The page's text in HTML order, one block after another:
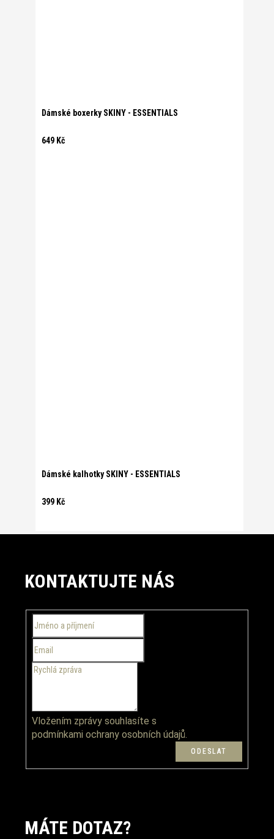
Dámské boxerky SKINY - ESSENTIALS
649 Kč
Dámské kalhotky SKINY - ESSENTIALS
399 Kč
KONTAKTUJTE NÁS
Vložením zprávy souhlasíte s
podmínkami ochrany osobních údajů.
MÁTE DOTAZ?